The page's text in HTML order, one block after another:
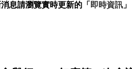
息請瀏覽實時更新的「 即時資訊 」